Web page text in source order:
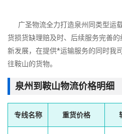
广圣物流全力打造泉州同类型运载
货损货缺理赔及时、后续服务完善
新发展，在提供*运输服务的同时我
往鞍山的货物。
泉州到鞍山物流价格明细
专线名称 重货价格